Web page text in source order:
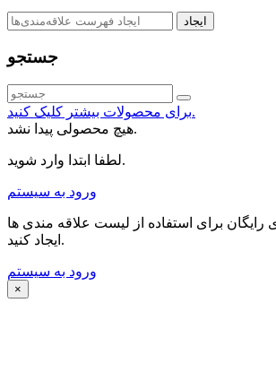
ایجاد
جستجو
برای محصولات بیشتر کلیک کنید.
هیچ محصولی پیدا نشد.
لطفا ابتدا وارد شوید.
ورود به سیستم
برای استفاده از لیست علاقه مندی ها
ایجاد کنید.
ورود به سیستم
×